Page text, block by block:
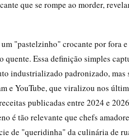
que se rompe ao morder,
"pastelzinho" crocante por fora
Essa definição simples
industrializado padronizado, mas
e YouTube, que viralizou nos
publicadas entre 2024 e
é tão relevante que chefs
de "queridinha" da culinária de